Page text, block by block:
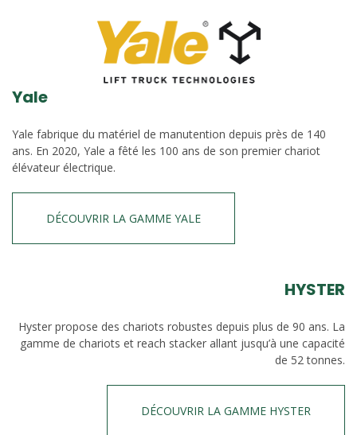
Yale
Yale fabrique du matériel de manutention depuis près de 140
ans. En 2020, Yale a fêté les 100 ans de son premier chariot
élévateur électrique.
DÉCOUVRIR LA GAMME YALE
HYSTER
Hyster propose des chariots robustes depuis plus de 90 ans. La
gamme de chariots et reach stacker allant jusqu’à une capacité
de 52 tonnes.
DÉCOUVRIR LA GAMME HYSTER